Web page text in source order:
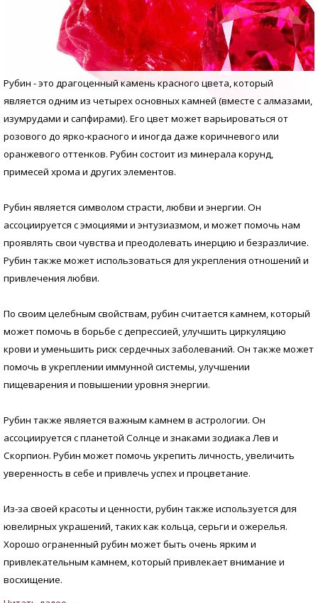
Рубин - это драгоценный камень красного цвета, который
является одним из четырех основных камней (вместе с алмазами,
изумрудами и сапфирами). Его цвет может варьироваться от
розового до ярко-красного и иногда даже коричневого или
оранжевого оттенков. Рубин состоит из минерала корунд,
примесей хрома и других элементов.
Рубин является символом страсти, любви и энергии. Он
ассоциируется с эмоциями и энтузиазмом, и может помочь нам
проявлять свои чувства и преодолевать инерцию и безразличие.
Рубин также может использоваться для укрепления отношений и
привлечения любви.
По своим целебным свойствам, рубин считается камнем, который
может помочь в борьбе с депрессией, улучшить циркуляцию
крови и уменьшить риск сердечных заболеваний. Он также может
помочь в укреплении иммунной системы, улучшении
пищеварения и повышении уровня энергии.
Рубин также является важным камнем в астрологии. Он
ассоциируется с планетой Солнце и знаками зодиака Лев и
Скорпион. Рубин может помочь укрепить личность, увеличить
уверенность в себе и привлечь успех и процветание.
Из-за своей красоты и ценности, рубин также используется для
ювелирных украшений, таких как кольца, серьги и ожерелья.
Хорошо ограненный рубин может быть очень ярким и
привлекательным камнем, который привлекает внимание и
восхищение.